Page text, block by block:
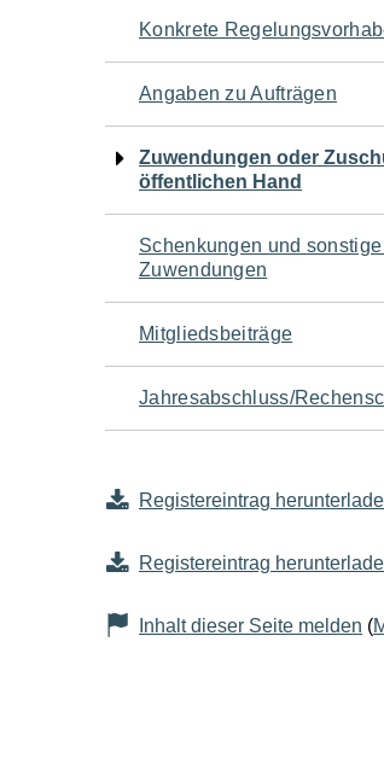
Seiteninhalt
Konkrete
Angaben zu Aufträgen
Zuwendungen oder
öffentlichen Hand
Schenkungen und
Zuwendungen
Mitgliedsbeiträge
Jahresabschluss/
Registereintrag
Registereintrag
Inhalt dieser Seite melden (